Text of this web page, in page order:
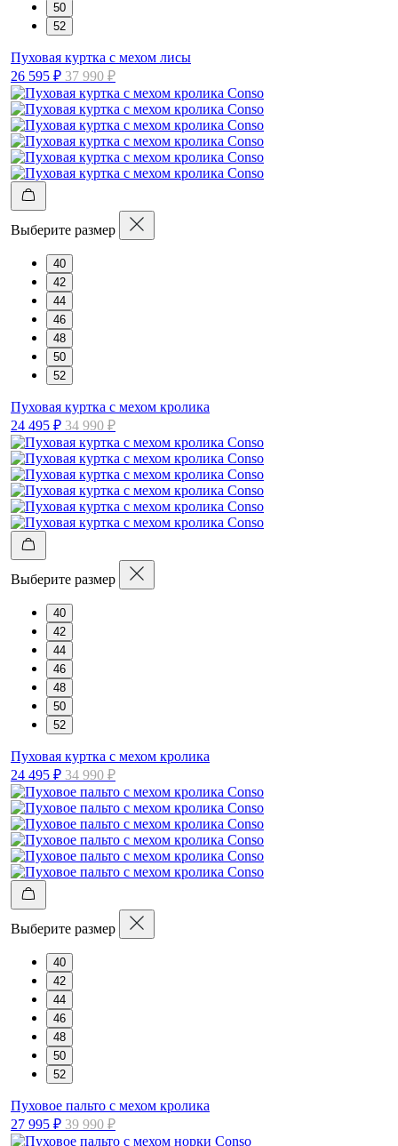
50
52
Пуховая куртка с мехом лисы
26 595 ₽ 37 990 ₽
Выберите размер
40
42
44
46
48
50
52
Пуховая куртка с мехом кролика
24 495 ₽ 34 990 ₽
Выберите размер
40
42
44
46
48
50
52
Пуховая куртка с мехом кролика
24 495 ₽ 34 990 ₽
Выберите размер
40
42
44
46
48
50
52
Пуховое пальто с мехом кролика
27 995 ₽ 39 990 ₽